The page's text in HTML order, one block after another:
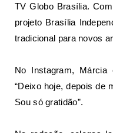
TV Globo Brasília.
projeto Brasília
tradicional para novos
No Instagram, Márcia
“Deixo hoje, depois de
Sou só gratidão”.